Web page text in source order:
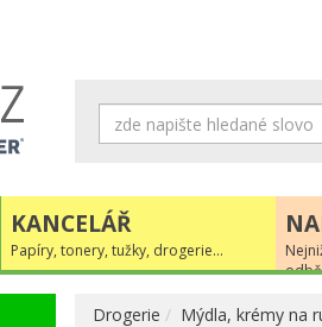
KANCELÁŘ
Papíry, tonery, tužky, drogerie...
Drogerie Mýdla, krémy na